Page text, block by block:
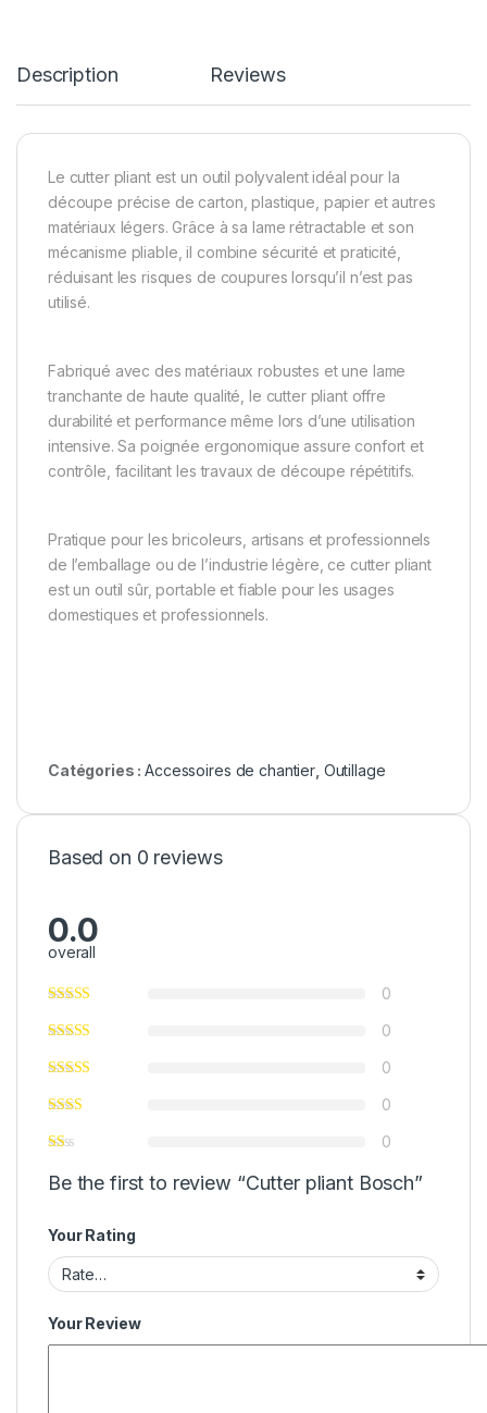
Description Reviews
Le cutter pliant est un outil polyvalent idéal pour la
découpe précise de carton, plastique, papier et autres
matériaux légers. Grâce à sa lame rétractable et son
mécanisme pliable, il combine sécurité et praticité,
réduisant les risques de coupures lorsqu’il n’est pas
utilisé.
Fabriqué avec des matériaux robustes et une lame
tranchante de haute qualité, le cutter pliant offre
durabilité et performance même lors d’une utilisation
intensive. Sa poignée ergonomique assure confort et
contrôle, facilitant les travaux de découpe répétitifs.
Pratique pour les bricoleurs, artisans et professionnels
de l’emballage ou de l’industrie légère, ce cutter pliant
est un outil sûr, portable et fiable pour les usages
domestiques et professionnels.
Catégories :Accessoires de chantier, Outillage
Based on 0 reviews
0.0
overall
0
0
0
0
0
Be the first to review “Cutter pliant Bosch”
Your Rating
Your Review